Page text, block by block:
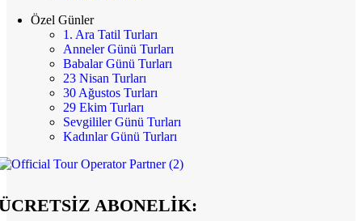
Özel Günler
1. Ara Tatil Turları
Anneler Günü Turları
Babalar Günü Turları
23 Nisan Turları
30 Ağustos Turları
29 Ekim Turları
Sevgililer Günü Turları
Kadınlar Günü Turları
ABONELİK: